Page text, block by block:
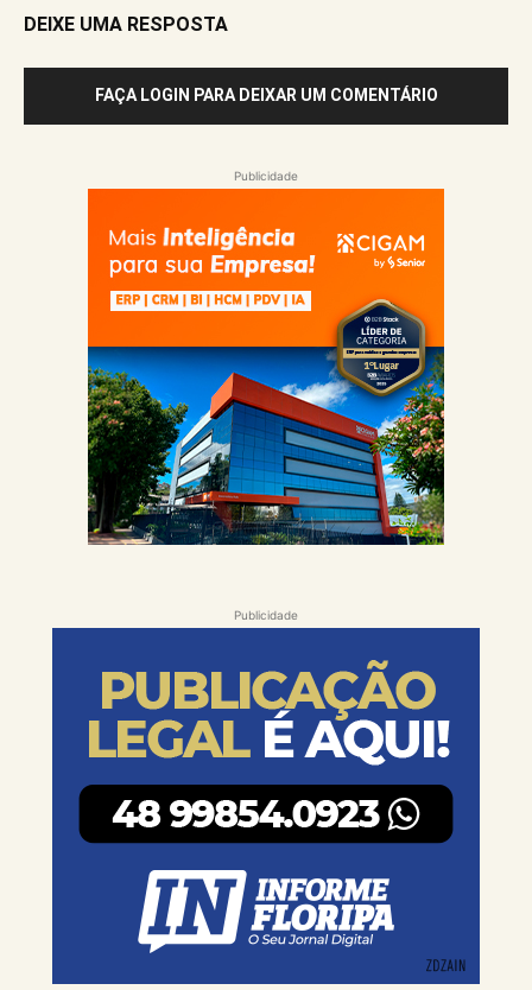
DEIXE UMA RESPOSTA
FAÇA LOGIN PARA DEIXAR UM COMENTÁRIO
Publicidade
Publicidade